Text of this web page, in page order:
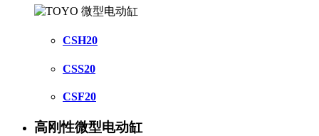
CSH20
CSS20
CSF20
高刚性微型电动缸